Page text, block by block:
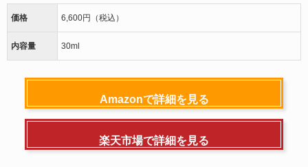
価格 6,600円（税込）
内容量 30ml
Amazonで詳細を見る
楽天市場で詳細を見る